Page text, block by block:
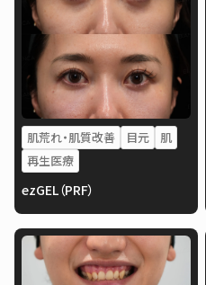
肌荒れ・肌質改善 目元
肌
再生医療
ezGEL（PRF）